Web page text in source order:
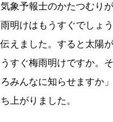
気象予報士のかたつむり
雨明けはもうすぐでしょ
伝えました。すると太陽
うすぐ梅雨明けですか。
ろみんなに知らせますか
ち上がりました。